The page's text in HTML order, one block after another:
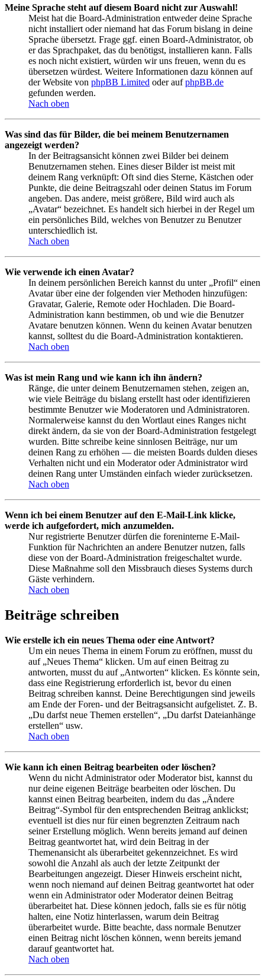
Meine Sprache steht auf diesem Board nicht zur Auswahl!
Meist hat die Board-Administration entweder deine Sprache
nicht installiert oder niemand hat das Forum bislang in deine
Sprache übersetzt. Frage ggf. einen Board-Administrator, ob
er das Sprachpaket, das du benötigst, installieren kann. Falls
es noch nicht existiert, würden wir uns freuen, wenn du es
übersetzen würdest. Weitere Informationen dazu können auf
der Website von phpBB Limited oder aufphpBB.de
gefunden werden.
Nach oben
Was sind das für Bilder, die bei meinem Benutzernamen
angezeigt werden?
In der Beitragsansicht können zwei Bilder bei deinem
Benutzernamen stehen. Eines dieser Bilder ist meist mit
deinem Rang verknüpft: Oft sind dies Sterne, Kästchen oder
Punkte, die deine Beitragszahl oder deinen Status im Forum
angeben. Das andere, meist größere, Bild wird auch als
„Avatar“ bezeichnet. Es handelt sich hierbei in der Regel um
ein persönliches Bild, welches von Benutzer zu Benutzer
unterschiedlich ist.
Nach oben
Wie verwende ich einen Avatar?
In deinem persönlichen Bereich kannst du unter „Profil“ einen
Avatar über eine der folgenden vier Methoden hinzufügen:
Gravatar, Galerie, Remote oder Hochladen. Die Board-
Administration kann bestimmen, ob und wie die Benutzer
Avatare benutzen können. Wenn du keinen Avatar benutzen
kannst, solltest du die Board-Administration kontaktieren.
Nach oben
Was ist mein Rang und wie kann ich ihn ändern?
Ränge, die unter deinem Benutzernamen stehen, zeigen an,
wie viele Beiträge du bislang erstellt hast oder identifizieren
bestimmte Benutzer wie Moderatoren und Administratoren.
Normalerweise kannst du den Wortlaut eines Ranges nicht
direkt ändern, da sie von der Board-Administration festgelegt
wurden. Bitte schreibe keine sinnlosen Beiträge, nur um
deinen Rang zu erhöhen — die meisten Boards dulden dieses
Verhalten nicht und ein Moderator oder Administrator wird
deinen Rang unter Umständen einfach wieder zurücksetzen.
Nach oben
Wenn ich bei einem Benutzer auf den E-Mail-Link klicke,
werde ich aufgefordert, mich anzumelden.
Nur registrierte Benutzer dürfen die foreninterne E-Mail-
Funktion für Nachrichten an andere Benutzer nutzen, falls
diese von der Board-Administration freigeschaltet wurde.
Diese Maßnahme soll den Missbrauch dieses Systems durch
Gäste verhindern.
Nach oben
Beiträge schreiben
Wie erstelle ich ein neues Thema oder eine Antwort?
Um ein neues Thema in einem Forum zu eröffnen, musst du
auf „Neues Thema“ klicken. Um auf einen Beitrag zu
antworten, musst du auf „Antworten“ klicken. Es könnte sein,
dass eine Registrierung erforderlich ist, bevor du einen
Beitrag schreiben kannst. Deine Berechtigungen sind jeweils
am Ende der Foren- und der Beitragsansicht aufgelistet. Z. B.
„Du darfst neue Themen erstellen“, „Du darfst Dateianhänge
erstellen“ usw.
Nach oben
Wie kann ich einen Beitrag bearbeiten oder löschen?
Wenn du nicht Administrator oder Moderator bist, kannst du
nur deine eigenen Beiträge bearbeiten oder löschen. Du
kannst einen Beitrag bearbeiten, indem du das „Ändere
Beitrag“-Symbol für den entsprechenden Beitrag anklickst;
eventuell ist dies nur für einen begrenzten Zeitraum nach
seiner Erstellung möglich. Wenn bereits jemand auf deinen
Beitrag geantwortet hat, wird dein Beitrag in der
Themenansicht als überarbeitet gekennzeichnet. Es wird
sowohl die Anzahl als auch der letzte Zeitpunkt der
Bearbeitungen angezeigt. Dieser Hinweis erscheint nicht,
wenn noch niemand auf deinen Beitrag geantwortet hat oder
wenn ein Administrator oder Moderator deinen Beitrag
überarbeitet hat. Diese können jedoch, falls sie es für nötig
halten, eine Notiz hinterlassen, warum dein Beitrag
überarbeitet wurde. Bitte beachte, dass normale Benutzer
einen Beitrag nicht löschen können, wenn bereits jemand
darauf geantwortet hat.
Nach oben